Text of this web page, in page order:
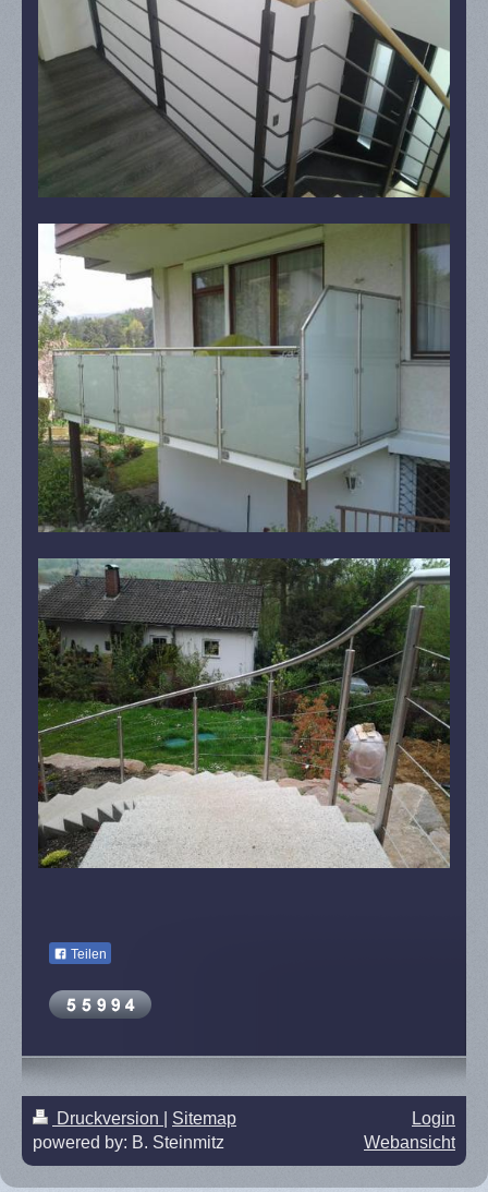
Teilen
Druckversion
Sitemap
powered by: B. Steinmitz
Login
Webansicht